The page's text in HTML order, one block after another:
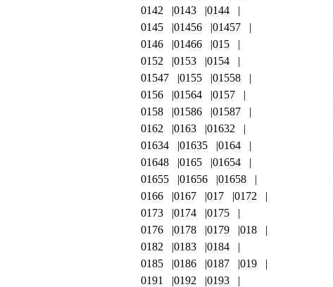
0142
0143
0144
0145
01456
01457
0146
01466
015
0152
0153
0154
01547
0155
01558
0156
01564
0157
0158
01586
01587
0162
0163
01632
01634
01635
0164
01648
0165
01654
01655
01656
01658
0166
0167 017
0172
0173
0174
0175
0176
0178 0179
018
0182
0183
0184
0185
0186 0187
019
0191
0192
0193